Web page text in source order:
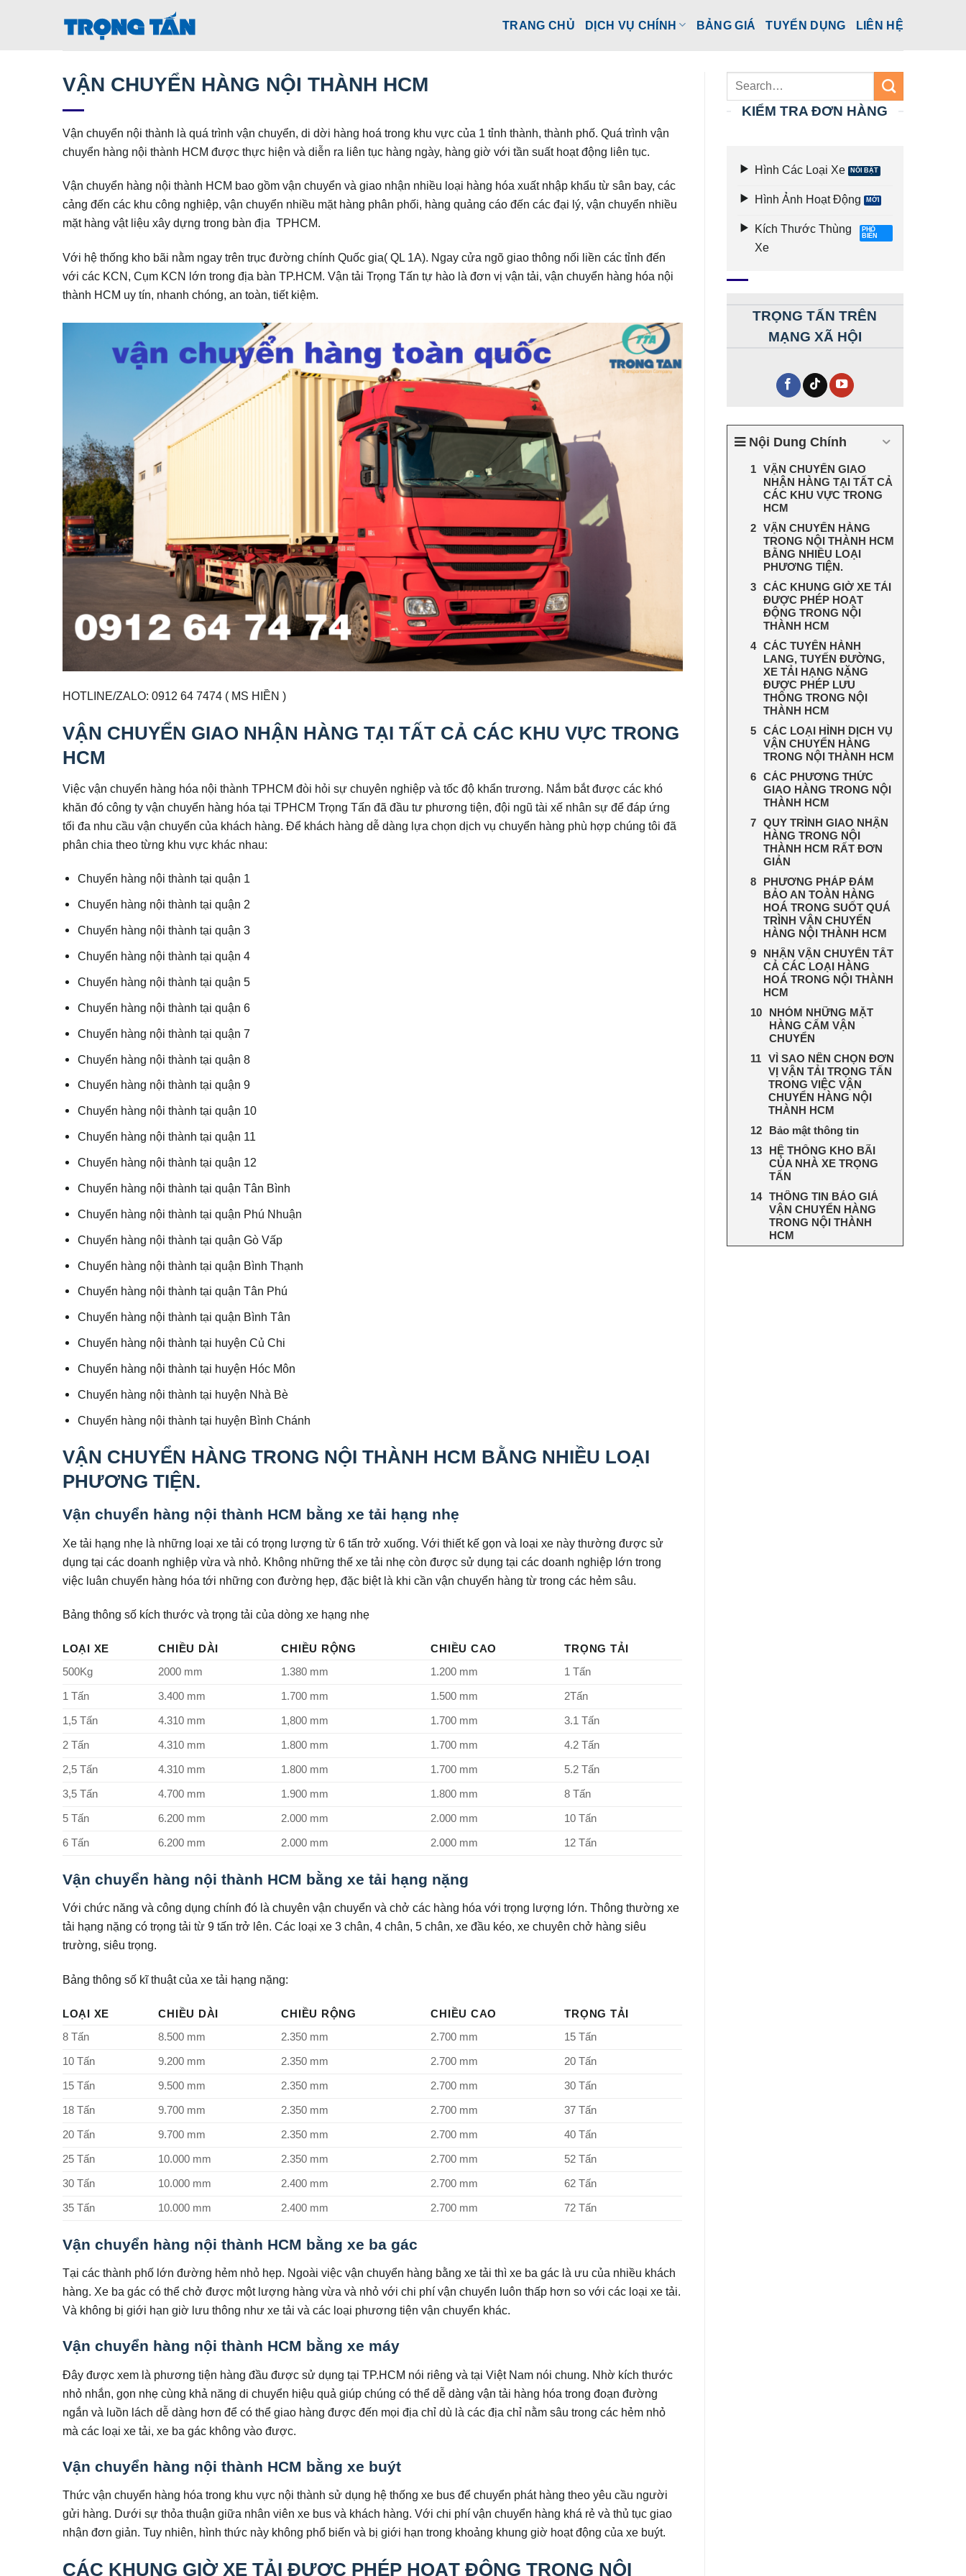
TRANG CHỦ DỊCH VỤ CHÍNH BẢNG GIÁ TUYỂN DỤNG LIÊN HỆ
VẬN CHUYỂN HÀNG NỘI THÀNH HCM
Vận chuyển nội thành là quá trình vận chuyển, di dời hàng hoá trong khu vực của 1 tỉnh thành, thành phố. Quá trình vận
chuyển hàng nội thành HCM được thực hiện và diễn ra liên tục hàng ngày, hàng giờ với tần suất hoạt động liên tục.
Vận chuyển hàng nội thành HCM bao gồm vận chuyển và giao nhận nhiều loại hàng hóa xuất nhập khẩu từ sân bay, các
cảng đến các khu công nghiệp, vận chuyển nhiều mặt hàng phân phối, hàng quảng cáo đến các đại lý, vận chuyển nhiều
mặt hàng vật liệu xây dựng trong bàn địa TPHCM.
Với hệ thống kho bãi nằm ngay trên trục đường chính Quốc gia( QL 1A). Ngay cửa ngõ giao thông nối liền các tỉnh đến
với các KCN, Cụm KCN lớn trong địa bàn TP.HCM. Vận tải Trọng Tấn tự hào là đơn vị vận tải, vận chuyển hàng hóa nội
thành HCM uy tín, nhanh chóng, an toàn, tiết kiệm.
HOTLINE/ZALO: 0912 64 7474 ( MS HIỀN )
VẬN CHUYỂN GIAO NHẬN HÀNG TẠI TẤT CẢ CÁC KHU VỰC TRONG
HCM
Việc vận chuyển hàng hóa nội thành TPHCM đòi hỏi sự chuyên nghiệp và tốc độ khẩn trương. Nắm bắt được các khó
khăn đó công ty vận chuyển hàng hóa tại TPHCM Trọng Tấn đã đầu tư phương tiện, đội ngũ tài xế nhân sự để đáp ứng
tối đa nhu cầu vận chuyển của khách hàng. Để khách hàng dễ dàng lựa chọn dịch vụ chuyển hàng phù hợp chúng tôi đã
phân chia theo từng khu vực khác nhau:
Chuyển hàng nội thành tại quận 1
Chuyển hàng nội thành tại quận 2
Chuyển hàng nội thành tại quận 3
Chuyển hàng nội thành tại quận 4
Chuyển hàng nội thành tại quận 5
Chuyển hàng nội thành tại quận 6
Chuyển hàng nội thành tại quận 7
Chuyển hàng nội thành tại quận 8
Chuyển hàng nội thành tại quận 9
Chuyển hàng nội thành tại quận 10
Chuyển hàng nội thành tại quận 11
Chuyển hàng nội thành tại quận 12
Chuyển hàng nội thành tại quận Tân Bình
Chuyển hàng nội thành tại quận Phú Nhuận
Chuyển hàng nội thành tại quận Gò Vấp
Chuyển hàng nội thành tại quận Bình Thạnh
Chuyển hàng nội thành tại quận Tân Phú
Chuyển hàng nội thành tại quận Bình Tân
Chuyển hàng nội thành tại huyện Củ Chi
Chuyển hàng nội thành tại huyện Hóc Môn
Chuyển hàng nội thành tại huyện Nhà Bè
Chuyển hàng nội thành tại huyện Bình Chánh
VẬN CHUYỂN HÀNG TRONG NỘI THÀNH HCM BẰNG NHIỀU LOẠI
PHƯƠNG TIỆN.
Vận chuyển hàng nội thành HCM bằng xe tải hạng nhẹ
Xe tải hạng nhẹ là những loại xe tải có trọng lượng từ 6 tấn trở xuống. Với thiết kế gọn và loại xe này thường được sử
dụng tại các doanh nghiệp vừa và nhỏ. Không những thế xe tải nhẹ còn được sử dụng tại các doanh nghiệp lớn trong
việc luân chuyển hàng hóa tới những con đường hẹp, đặc biệt là khi cần vận chuyển hàng từ trong các hẻm sâu.
Bảng thông số kích thước và trọng tải của dòng xe hạng nhẹ
LOẠI XE CHIỀU DÀI CHIỀU RỘNG CHIỀU CAO
TRỌNG TẢI
500Kg
2000 mm 1.380 mm 1.200 mm 1 Tấn
1 Tấn 3.400 mm 1.700 mm 1.500 mm 2Tấn
1,5 Tấn 4.310 mm 1,800 mm 1.700 mm 3.1 Tấn
2 Tấn 4.310 mm 1.800 mm 1.700 mm 4.2 Tấn
2,5 Tấn 4.310 mm 1.800 mm 1.700 mm 5.2 Tấn
3,5 Tấn 4.700 mm 1.900 mm 1.800 mm 8 Tấn
5 Tấn 6.200 mm 2.000 mm 2.000 mm 10 Tấn
6 Tấn 6.200 mm 2.000 mm 2.000 mm 12 Tấn
Vận chuyển hàng nội thành HCM bằng xe tải hạng nặng
Với chức năng và công dụng chính đó là chuyên vận chuyển và chở các hàng hóa với trọng lượng lớn. Thông thường xe
tải hạng nặng có trọng tải từ 9 tấn trở lên. Các loại xe 3 chân, 4 chân, 5 chân, xe đầu kéo, xe chuyên chở hàng siêu
trường, siêu trọng.
Bảng thông số kĩ thuật của xe tải hạng nặng:
LOẠI XE CHIỀU DÀI CHIỀU RỘNG CHIỀU CAO
TRỌNG TẢI
8 Tấn
8.500 mm 2.350 mm 2.700 mm 15 Tấn
10 Tấn 9.200 mm 2.350 mm 2.700 mm 20 Tấn
15 Tấn 9.500 mm 2.350 mm 2.700 mm 30 Tấn
18 Tấn 9.700 mm 2.350 mm 2.700 mm 37 Tấn
20 Tấn 9.700 mm 2.350 mm 2.700 mm 40 Tấn
25 Tấn 10.000 mm 2.350 mm 2.700 mm 52 Tấn
30 Tấn 10.000 mm 2.400 mm 2.700 mm 62 Tấn
35 Tấn 10.000 mm 2.400 mm 2.700 mm 72 Tấn
Vận chuyển hàng nội thành HCM bằng xe ba gác
Tại các thành phố lớn đường hẻm nhỏ hẹp. Ngoài việc vận chuyển hàng bằng xe tải thì xe ba gác là ưu của nhiều khách
hàng. Xe ba gác có thể chở được một lượng hàng vừa và nhỏ với chi phí vận chuyển luôn thấp hơn so với các loại xe tải.
Và không bị giới hạn giờ lưu thông như xe tải và các loại phương tiện vận chuyển khác.
Vận chuyển hàng nội thành HCM bằng xe máy
Đây được xem là phương tiện hàng đầu được sử dụng tại TP.HCM nói riêng và tại Việt Nam nói chung. Nhờ kích thước
nhỏ nhắn, gọn nhẹ cùng khả năng di chuyển hiệu quả giúp chúng có thể dễ dàng vận tải hàng hóa trong đoạn đường
ngắn và luồn lách dễ dàng hơn để có thể giao hàng được đến mọi địa chỉ dù là các địa chỉ nằm sâu trong các hẻm nhỏ
mà các loại xe tải, xe ba gác không vào được.
Vận chuyển hàng nội thành HCM bằng xe buýt
Thức vận chuyển hàng hóa trong khu vực nội thành sử dụng hệ thống xe bus để chuyển phát hàng theo yêu cầu người
gửi hàng. Dưới sự thỏa thuận giữa nhân viên xe bus và khách hàng. Với chi phí vận chuyển hàng khá rẻ và thủ tục giao
nhận đơn giản. Tuy nhiên, hình thức này không phổ biến và bị giới hạn trong khoảng khung giờ hoạt động của xe buýt.
CÁC KHUNG GIỜ XE TẢI ĐƯỢC PHÉP HOẠT ĐỘNG TRONG NỘI
KIỂM TRA ĐƠN HÀNG
Hình Các Loại Xe
Hình Ảnh Hoạt Động
Kích Thước Thùng
Xe
TRỌNG TẤN TRÊN
MẠNG XÃ HỘI
Nội Dung Chính
VẬN CHUYỂN GIAO
NHẬN HÀNG TẠI TẤT CẢ
CÁC KHU VỰC TRONG
HCM
VẬN CHUYỂN HÀNG
TRONG NỘI THÀNH HCM
BẰNG NHIỀU LOẠI
PHƯƠNG TIỆN.
CÁC KHUNG GIỜ XE TẢI
ĐƯỢC PHÉP HOẠT
ĐỘNG TRONG NỘI
THÀNH HCM
CÁC TUYẾN HÀNH
LANG, TUYẾN ĐƯỜNG,
XE TẢI HẠNG NẶNG
ĐƯỢC PHÉP LƯU
THÔNG TRONG NỘI
THÀNH HCM
CÁC LOẠI HÌNH DỊCH VỤ
VẬN CHUYỂN HÀNG
TRONG NỘI THÀNH HCM
CÁC PHƯƠNG THỨC
GIAO HÀNG TRONG NỘI
THÀNH HCM
QUY TRÌNH GIAO NHẬN
HÀNG TRONG NỘI
THÀNH HCM RẤT ĐƠN
GIẢN
PHƯƠNG PHÁP ĐẢM
BẢO AN TOÀN HÀNG
HOÁ TRONG SUỐT QUÁ
TRÌNH VẬN CHUYỂN
HÀNG NỘI THÀNH HCM
NHẬN VẬN CHUYỂN TẤT
CẢ CÁC LOẠI HÀNG
HOÁ TRONG NỘI THÀNH
HCM
NHÓM NHỮNG MẶT
HÀNG CẤM VẬN
CHUYỂN
VÌ SAO NÊN CHỌN ĐƠN
VỊ VẬN TẢI TRỌNG TẤN
TRONG VIỆC VẬN
CHUYỂN HÀNG NỘI
THÀNH HCM
Bảo mật thông tin
HỆ THỐNG KHO BÃI
CỦA NHÀ XE TRỌNG
TẤN
THÔNG TIN BÁO GIÁ
VẬN CHUYỂN HÀNG
TRONG NỘI THÀNH
HCM